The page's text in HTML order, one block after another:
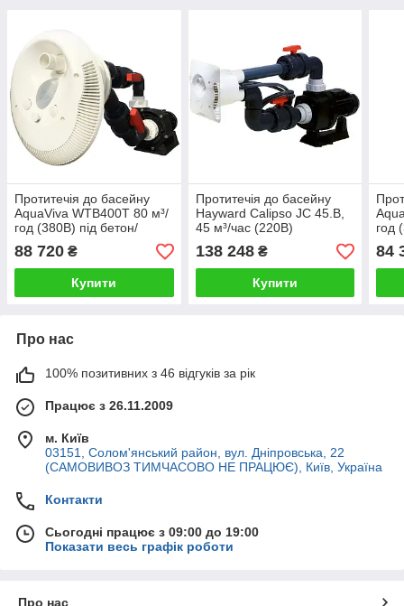
Протитечія до басейну
AquaViva WTB400T 80 м³/
год (380В) під бетон/
88 720 ₴
Купити
Протитечія до басейну
Hayward Calipso JC 45.B,
45 м³/час (220В)
138 248₴
Купити
год
84
Про нас
100% позитивних з 46 відгуків за рік
Працює з 26.11.2009
м. Київ
03151, Солом'янський район, вул. Дніпровська, 22
(САМОВИВОЗ ТИМЧАСОВО НЕ ПРАЦЮЄ), Київ, Україна
Контакти
Сьогодні працює з 09:00 до 19:00
Показати весь графік роботи
Про нас